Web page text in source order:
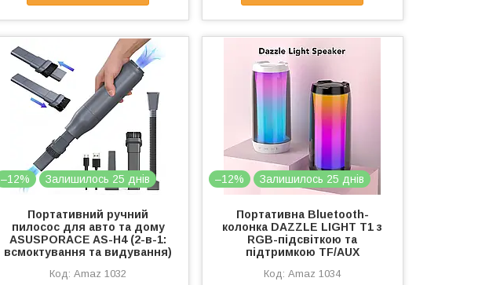
–12% Залишилось 25 днів
Портативний ручний
пилосос для авто та дому
ASUSPORACE AS-H4 (2-в-1:
всмоктування та видування)
Amaz 1032
–12% Залишилось 25 днів
Портативна Bluetooth-
колонка DAZZLE LIGHT T1 з
RGB-підсвіткою та
підтримкою TF/AUX
Amaz 1034